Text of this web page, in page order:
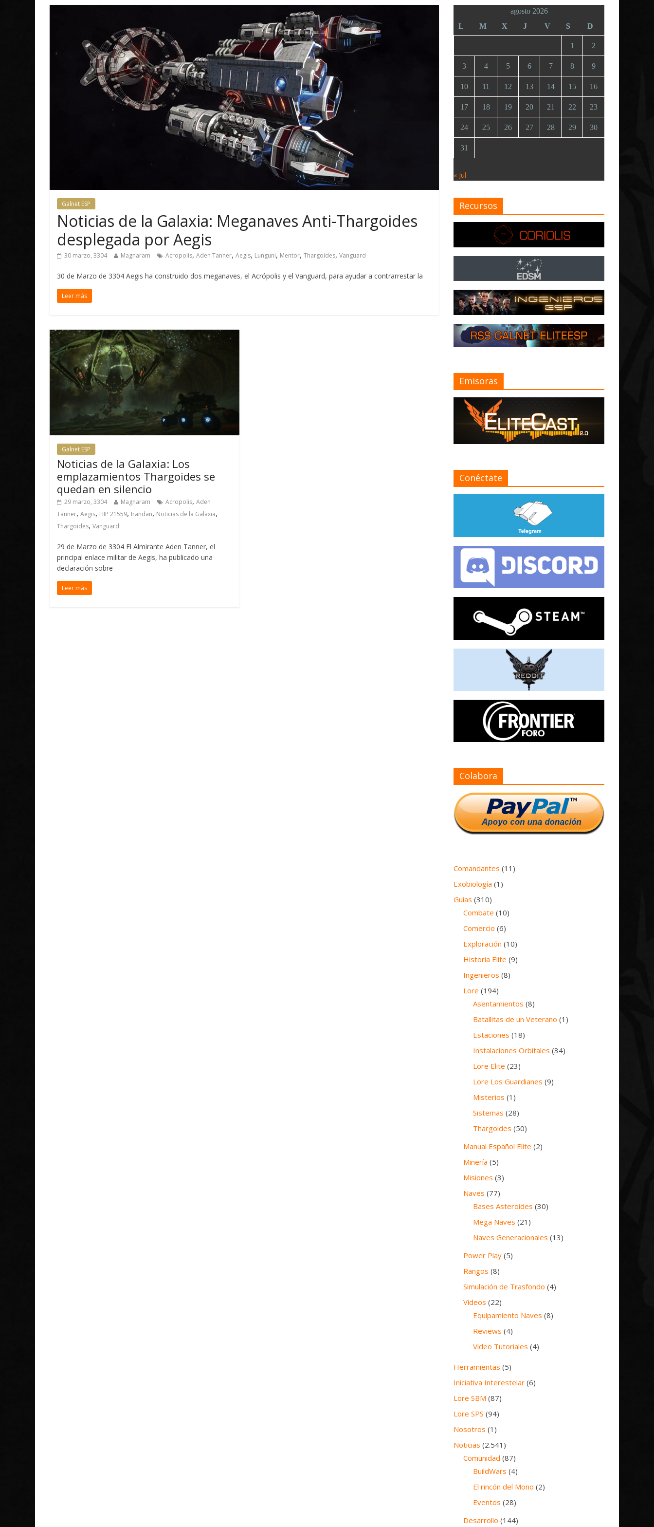
Galnet ESP
Noticias de la Galaxia: Meganaves Anti-Thargoides
desplegada por Aegis
30 marzo, 3304 Magnaram Acropolis, Aden Tanner, Aegis, Lunguni, Mentor, Thargoides, Vanguard
30 de Marzo de 3304 Aegis ha construido dos meganaves, el Acrópolis y el Vanguard, para ayudar a contrarrestar la
Leer más
Galnet ESP
Noticias de la Galaxia: Los
emplazamientos Thargoides se
quedan en silencio
29 marzo, 3304 Magnaram Acropolis, Aden
Tanner, Aegis, HIP 21559, Irandan, Noticias de la Galaxia,
Thargoides, Vanguard
29 de Marzo de 3304 El Almirante Aden Tanner, el
principal enlace militar de Aegis, ha publicado una
declaración sobre
Leer más
agosto 2026
L
M X J V S D
1 2
3 4 5 6 7 8 9
10 11 12 13 14 15 16
17 18 19 20 21 22 23
24 25 26 27 28 29 30
31
« Jul
Recursos
Emisoras
Conéctate
Colabora
Comandantes (11)
Exobiología (1)
Guías (310)
Combate (10)
Comercio (6)
Exploración (10)
Historia Elite (9)
Ingenieros (8)
Lore (194)
Asentamientos (8)
Batallitas de un Veterano (1)
Estaciones (18)
Instalaciones Orbitales (34)
Lore Elite (23)
Lore Los Guardianes (9)
Misterios (1)
Sistemas (28)
Thargoides (50)
Manual Español Elite (2)
Minería (5)
Misiones (3)
Naves (77)
Bases Asteroides (30)
Mega Naves (21)
Naves Generacionales (13)
Power Play (5)
Rangos (8)
Simulación de Trasfondo (4)
Vídeos (22)
Equipamiento Naves (8)
Reviews (4)
Video Tutoriales (4)
Herramientas (5)
Iniciativa Interestelar (6)
Lore SBM (87)
Lore SPS (94)
Nosotros (1)
Noticias (2.541)
Comunidad (87)
BuildWars (4)
El rincón del Mono (2)
Eventos (28)
Desarrollo (144)